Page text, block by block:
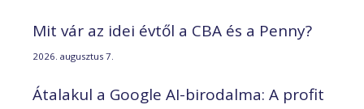
Mit vár az idei évtől a CBA és a Penny?
2026. augusztus 7.
Átalakul a Google AI-birodalma: A profit